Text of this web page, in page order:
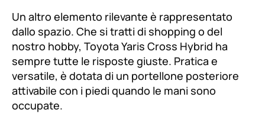
Un altro elemento rilevante è rappresentato
dallo spazio. Che si tratti di shopping o del
nostro hobby, Toyota Yaris Cross Hybrid ha
sempre tutte le risposte giuste. Pratica e
versatile, è dotata di un portellone posteriore
attivabile con i piedi quando le mani sono
occupate.